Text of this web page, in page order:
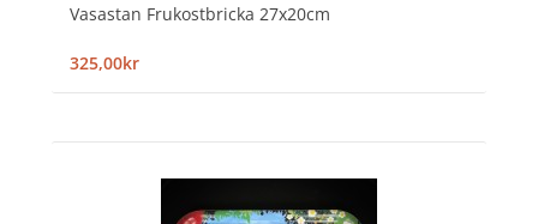
Vasastan Frukostbricka 27x20cm
325,00kr